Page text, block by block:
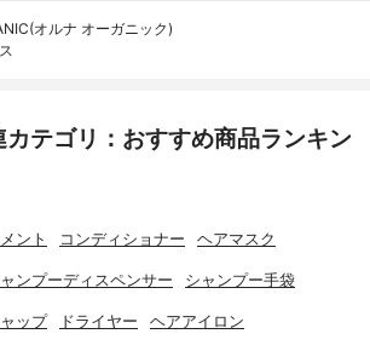
オルナ オーガニック)
テゴリ：おすすめ商品ランキン
ント コンディショナー ヘアマスク
ンプーディスペンサー シャンプー手袋
ップ ドライヤー ヘアアイロン